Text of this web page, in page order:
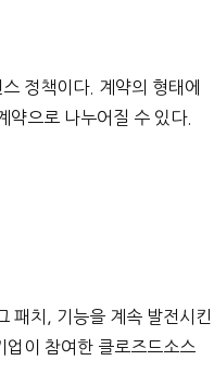
정책이다. 계약의 형태에
으로 나누어질 수 있다.
패치, 기능을 계속 발전시킨
이 참여한 클로즈드소스